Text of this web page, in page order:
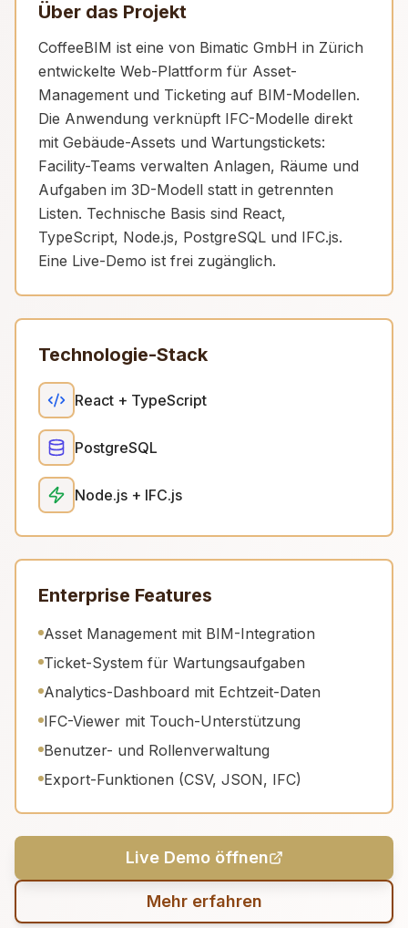
Über das Projekt
CoffeeBIM ist eine von Bimatic GmbH in Zürich
entwickelte Web-Plattform für Asset-
Management und Ticketing auf BIM-Modellen.
Die Anwendung verknüpft IFC-Modelle direkt
mit Gebäude-Assets und Wartungstickets:
Facility-Teams verwalten Anlagen, Räume und
Aufgaben im 3D-Modell statt in getrennten
Listen. Technische Basis sind React,
TypeScript, Node.js, PostgreSQL und IFC.js.
Eine Live-Demo ist frei zugänglich.
Technologie-Stack
React + TypeScript
PostgreSQL
Node.js + IFC.js
Enterprise Features
Asset Management mit BIM-Integration
Ticket-System für Wartungsaufgaben
Analytics-Dashboard mit Echtzeit-Daten
IFC-Viewer mit Touch-Unterstützung
Benutzer- und Rollenverwaltung
Export-Funktionen (CSV, JSON, IFC)
Live Demo öffnen
Mehr erfahren